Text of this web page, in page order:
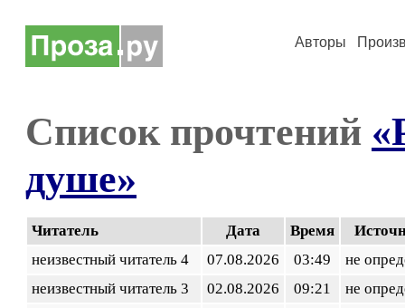
Авторы
Список прочтений
душе»
Читатель Дата Время
неизвестный читатель 4
07.08.2026 03:49
не
неизвестный читатель 3
02.08.2026 09:21
не